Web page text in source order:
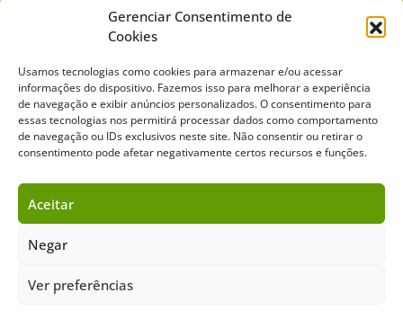
Gerenciar Consentimento de
Cookies
Usamos tecnologias como cookies para armazenar e/ou acessar
informações do dispositivo. Fazemos isso para melhorar a experiência
de navegação e exibir anúncios personalizados. O consentimento para
essas tecnologias nos permitirá processar dados como comportamento
de navegação ou IDs exclusivos neste site. Não consentir ou retirar o
consentimento pode afetar negativamente certos recursos e funções.
Aceitar
Negar
Ver preferências
Mídia Kit
Sobre o Cavalus Leilões Anuncie
Copyright ©️ 2026 • Grupo Cavalus de Comunicação. Todos os direitos